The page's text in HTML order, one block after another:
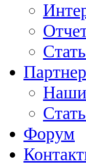
Наши
Форум